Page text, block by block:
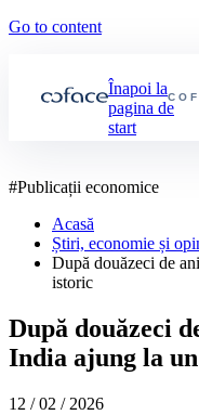
Go to content
Înapoi la
pagina de
start
#Publicații economice
Acasă
Știri, economie și
După douăzeci de
istoric
După douăzeci
India ajung la
12 / 02 / 2026